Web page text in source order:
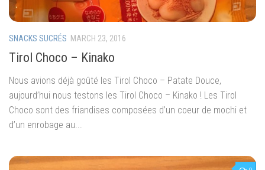
SNACKS SUCRÉS MARCH 23, 2016
Tirol Choco – Kinako
Nous avions déjà goûté les Tirol Choco – Patate Douce,
aujourd’hui nous testons les Tirol Choco – Kinako ! Les Tirol
Choco sont des friandises composées d’un coeur de mochi et
d’un enrobage au...